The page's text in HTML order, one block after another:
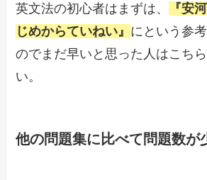
英文法の初心者はまずは、
『安
じめからていねい』 にという参
のでまだ早いと思った人はこち
い。
他の問題集に比べて問題数が